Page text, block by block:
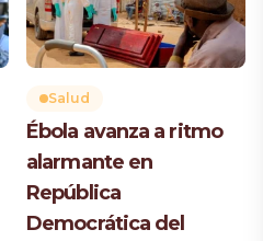
Salud
Ébola avanza a ritmo
alarmante en
República
Democrática del